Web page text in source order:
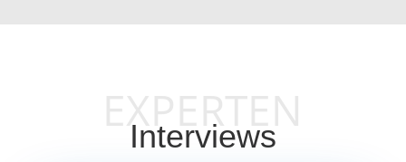
EXPERTEN
Interviews